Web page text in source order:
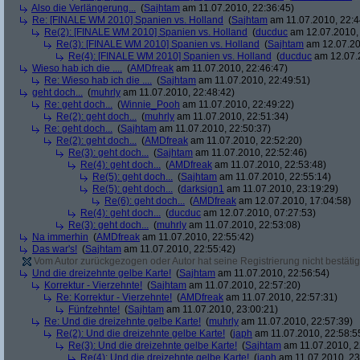
Also die Verlängerung... (Sajhtam am 11.07.2010, 22:36:45)
Re: [FINALE WM 2010] Spanien vs. Holland (Sajhtam am 11.07.2010,
Re(2): [FINALE WM 2010] Spanien vs. Holland (ducduc am
Re(3): [FINALE WM 2010] Spanien vs. Holland (Sajhtam am
Re(4): [FINALE WM 2010] Spanien vs. Holland (ducduc am
Wieso hab ich die .... (AMDfreak am 11.07.2010, 22:46:47)
Re: Wieso hab ich die .... (Sajhtam am 11.07.2010, 22:49:51)
geht doch... (muhrly am 11.07.2010, 22:48:42)
Re: geht doch... (Winnie_Pooh am 11.07.2010, 22:49:22)
Re(2): geht doch... (muhrly am 11.07.2010, 22:51:34)
Re: geht doch... (Sajhtam am 11.07.2010, 22:50:37)
Re(2): geht doch... (AMDfreak am 11.07.2010, 22:52:20)
Re(3): geht doch... (Sajhtam am 11.07.2010, 22:52:46)
Re(4): geht doch... (AMDfreak am 11.07.2010, 22:53:48)
Re(5): geht doch... (Sajhtam am 11.07.2010, 22:55:14)
Re(5): geht doch... (darksign1 am 11.07.2010, 23:19:29)
Re(6): geht doch... (AMDfreak am 12.07.2010, 17:04:58)
Re(4): geht doch... (ducduc am 12.07.2010, 07:27:53)
Re(3): geht doch... (muhrly am 11.07.2010, 22:53:08)
Na immerhin (AMDfreak am 11.07.2010, 22:55:42)
Das war's! (Sajhtam am 11.07.2010, 22:55:42)
Vom Autor zurückgezogen oder Autor hat seine Registrierung nicht
Und die dreizehnte gelbe Karte! (Sajhtam am 11.07.2010, 22:56:54)
Korrektur - Vierzehnte! (Sajhtam am 11.07.2010, 22:57:20)
Re: Korrektur - Vierzehnte! (AMDfreak am 11.07.2010, 22:57:31)
Fünfzehnte! (Sajhtam am 11.07.2010, 23:00:21)
Re: Und die dreizehnte gelbe Karte! (muhrly am 11.07.2010, 22:57:39)
Re(2): Und die dreizehnte gelbe Karte! (japh am 11.07.2010,
Re(3): Und die dreizehnte gelbe Karte! (Sajhtam am 11.07.2010,
Re(4): Und die dreizehnte gelbe Karte! (japh am 11.07.2010,